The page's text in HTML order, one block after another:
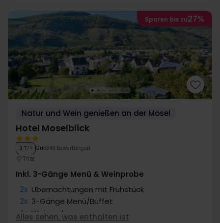
Sparen bis zu27%
Natur und Wein genießen an der Mosel
Hotel Moselblick
3.7/ 5 Gut 349 Bewertungen
Trier
Inkl. 3-Gänge Menü & Weinprobe
2x Übernachtungen mit Frühstück
2x 3-Gänge Menü/Buffet
1x Weinprobe
Alles sehen, was enthalten ist